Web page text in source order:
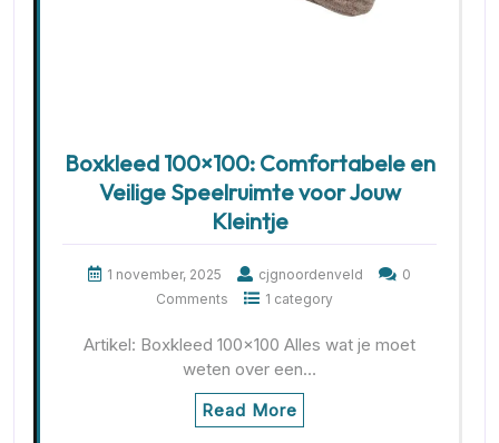
Boxkleed 100×100: Comfortabele en
Veilige Speelruimte voor Jouw
Kleintje
1 november, 2025 cjgnoordenveld
0
Comments
1 category
Artikel: Boxkleed 100x100 Alles wat je moet
weten over een…
Read More